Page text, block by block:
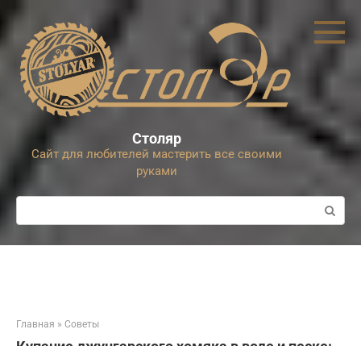
контенту
Столяр
Сайт для любителей мастерить все своими
руками
Главная » Советы